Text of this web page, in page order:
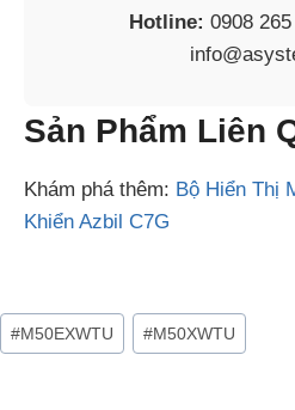
Hotline: 0908
Sản Phẩm Liên
Khám phá thêm: Bộ Hiển Thị
Khiển Azbil C7G
#M50EXWTU #M50XWTU